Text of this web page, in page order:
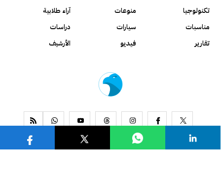
تكنولوجيا
منوعات
آراء طلابية
مناسبات
سيارات
دراسات
تقارير
فيديو الأرشيف